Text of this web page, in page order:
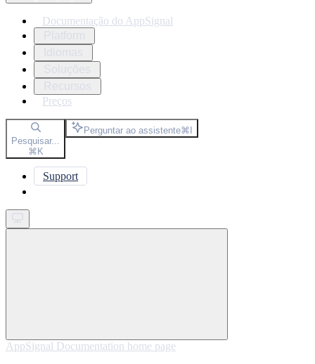
Documentação do AppSignal
Preços
Pesquisar...
⌘K
Perguntar ao assistente⌘I
Support
AppSignal Documentation home page